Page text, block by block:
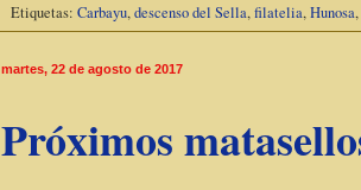
Etiquetas: Carbayu,descenso del Sella,filatelia,Hunosa,
martes, 22 de agosto de 2017
Próximos